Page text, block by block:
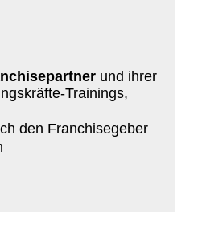
und ihrer
Trainings,
den Franchisegeber